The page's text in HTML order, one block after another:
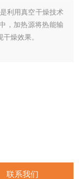
利用真空干燥技术
，加热源将热能输
燥效果。
联系我们